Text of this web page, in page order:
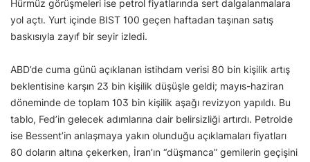
Hürmüz görüşmeleri ise petrol fiyatlarında sert dalgalanmalara
yol açtı. Yurt içinde BIST 100 geçen haftadan taşınan satış
baskısıyla zayıf bir seyir izledi.
ABD’de cuma günü açıklanan istihdam verisi 80 bin kişilik artış
beklentisine karşın 23 bin kişilik düşüşle geldi; mayıs-haziran
döneminde de toplam 103 bin kişilik aşağı revizyon yapıldı. Bu
tablo, Fed’in gelecek adımlarına dair belirsizliği artırdı. Petrolde
ise Bessent’in anlaşmaya yakın olunduğu açıklamaları fiyatları
80 doların altına çekerken, İran’ın “düşmanca” gemilerin geçişini